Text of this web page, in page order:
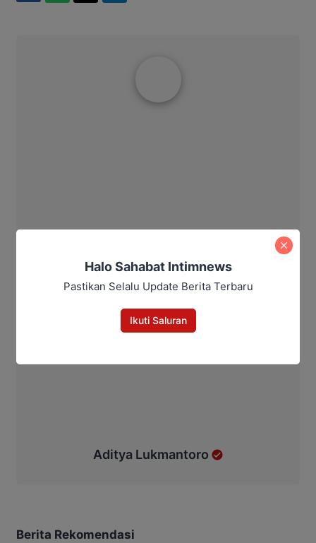
Aditya Lukmantoro
Berita Rekomendasi
Halo Sahabat Intimnews
Pastikan Selalu Update Berita Terbaru
Ikuti Saluran